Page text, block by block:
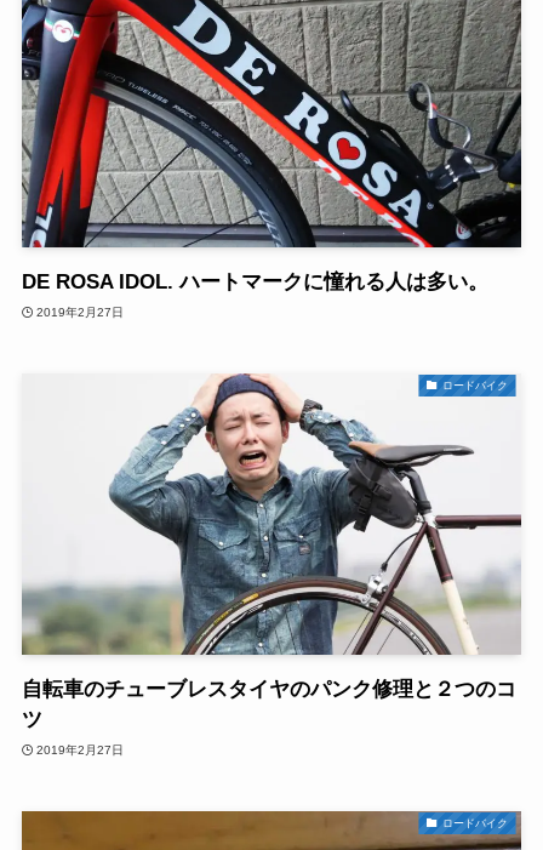
DE ROSA IDOL. ハートマークに憧れる人は多い。
2019年2月27日
ロードバイク
自転車のチューブレスタイヤのパンク修理と２つのコ
ツ
2019年2月27日
ロードバイク